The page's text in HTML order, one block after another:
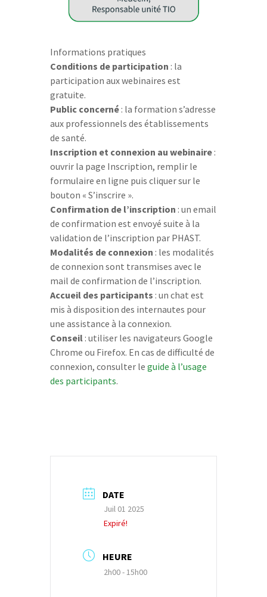
Informations pratiques
Conditions de participation : la
participation aux webinaires est
gratuite.
Public concerné : la formation s’adresse
aux professionnels des établissements
de santé.
Inscription et connexion au webinaire :
ouvrir la page Inscription, remplir le
formulaire en ligne puis cliquer sur le
bouton « S’inscrire ».
Confirmation de l’inscription : un email
de confirmation est envoyé suite à la
validation de l’inscription par PHAST.
Modalités de connexion : les modalités
de connexion sont transmises avec le
mail de confirmation de l’inscription.
Accueil des participants : un chat est
mis à disposition des internautes pour
une assistance à la connexion.
Conseil : utiliser les navigateurs Google
Chrome ou Firefox. En cas de difficulté de
connexion, consulter le guide à l’usage
des participants.
DATE
Juil 01 2025
Expiré!
HEURE
2h00 - 15h00